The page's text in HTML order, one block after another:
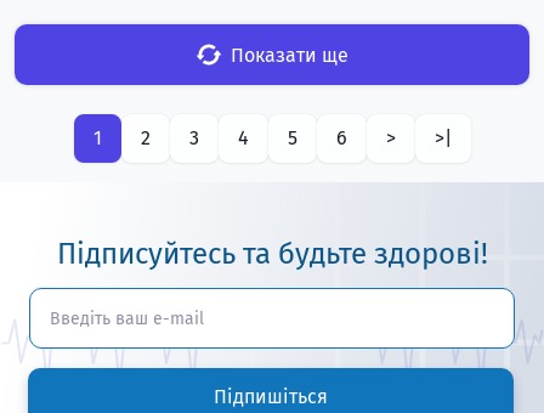
Показати ще
1 2 3 4 5 6 > >|
Підписуйтесь та будьте здорові!
Підпишіться